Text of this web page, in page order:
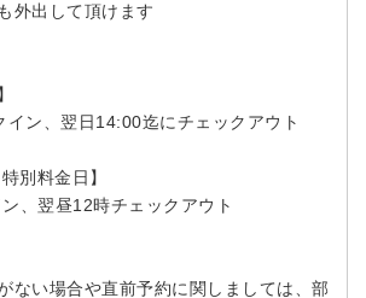
外出して頂けます
イン、翌日14:00迄にチェックアウト
別料金日】
、翌昼12時チェックアウト
ない場合や直前予約に関しましては、部